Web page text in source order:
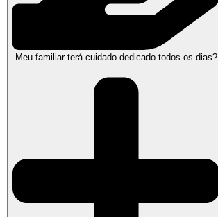
Meu familiar terá cuidado dedicado todos os dias?